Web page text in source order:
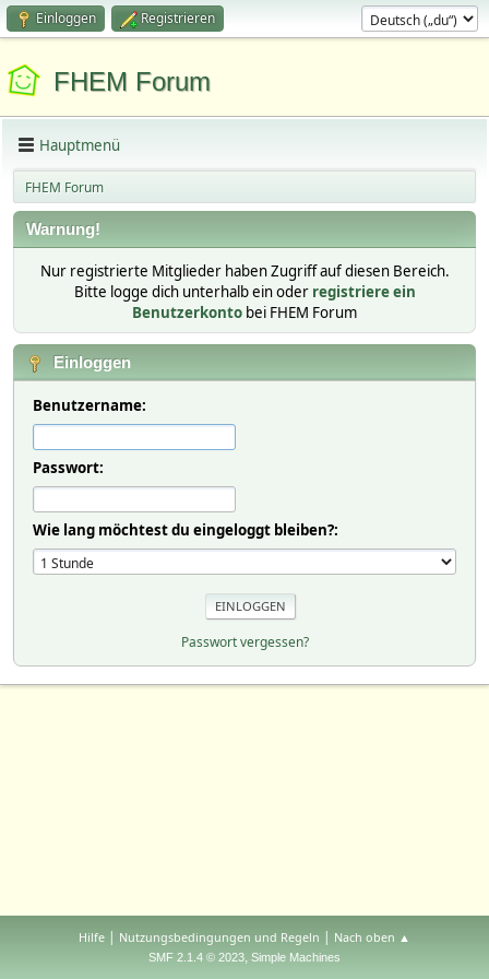
Einloggen Registrieren
FHEM Forum
Hauptmenü
FHEM Forum
Warnung!
Nur registrierte Mitglieder haben Zugriff auf diesen Bereich.
Bitte logge dich unterhalb ein oder registriere ein
Benutzerkonto bei FHEM Forum
Einloggen
Benutzername:
Passwort:
Wie lang möchtest du eingeloggt bleiben?:
Passwort vergessen?
Hilfe | Nutzungsbedingungen und Regeln | Nach oben ▲
SMF 2.1.4 © 2023, Simple Machines